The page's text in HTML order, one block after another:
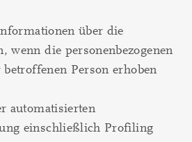
über die
wenn die personenbezogenen
Person erhoben
automatisierten
einschließlich Profiling